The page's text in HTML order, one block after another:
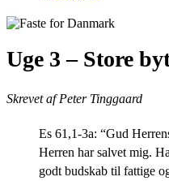
Uge 3 – Store
Skrevet af Peter Tinggaard
Es 61,1-3a: “Gud
Herren har salvet mig.
godt budskab til fattige